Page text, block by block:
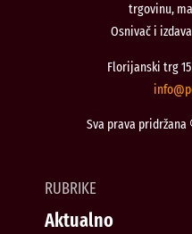
trgovinu,
Osnivač i
Florijanski trg
@ofni
Sva prava pridržana
RUBRIKE
Aktualno